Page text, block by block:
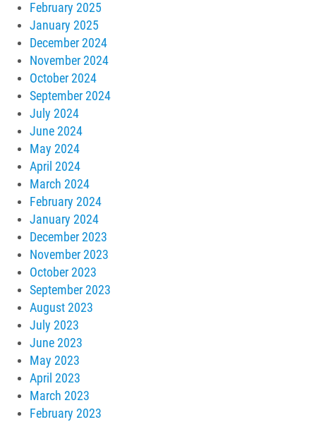
February 2025
January 2025
December 2024
November 2024
October 2024
September 2024
July 2024
June 2024
May 2024
April 2024
March 2024
February 2024
January 2024
December 2023
November 2023
October 2023
September 2023
August 2023
July 2023
June 2023
May 2023
April 2023
March 2023
February 2023